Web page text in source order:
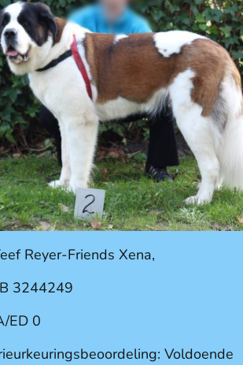
Reyer-Friends Xena,
3244249
ED 0
Voldoende